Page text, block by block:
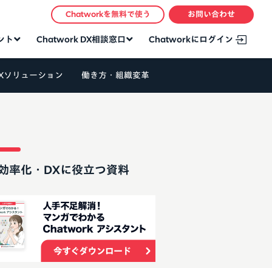
ト Chatwork DX相談窓口 Chatworkにログイン
Chatworkを無料で使う お問い合わせ
ソリューション 働き方・組織変革
率化・DXに役立つ資料